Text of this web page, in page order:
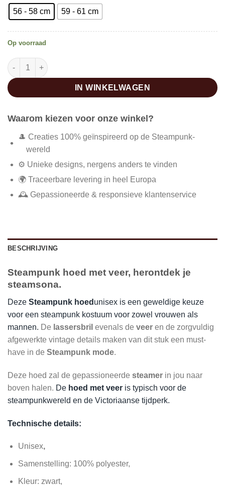
56 - 58 cm 59 - 61 cm
Op voorraad
Steampunk hoed met veer aantal
IN WINKELWAGEN
Waarom kiezen voor onze winkel?
🎩 Creaties 100% geïnspireerd op de Steampunk-
wereld
⚙️ Unieke designs, nergens anders te vinden
🌍 Traceerbare levering in heel Europa
🕰️ Gepassioneerde & responsieve klantenservice
BESCHRIJVING
Steampunk hoed met veer, herontdek je
steamsona.
Deze Steampunk hoed unisex is een geweldige keuze
voor een steampunk kostuum voor zowel vrouwen als
mannen. De lassersbril evenals de veer en de zorgvuldig
afgewerkte vintage details maken van dit stuk een must-
have in de Steampunk mode.
Deze hoed zal de gepassioneerde steamer in jou naar
boven halen. De hoed met veer is typisch voor de
steampunkwereld en de Victoriaanse tijdperk.
Technische details:
Unisex,
Samenstelling: 100% polyester,
Kleur: zwart,